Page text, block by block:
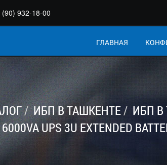
(90) 932-18-00
ГЛАВНАЯ
ИБП В ТАШКЕНТЕ ИБП В
UPS 3U EXTENDED